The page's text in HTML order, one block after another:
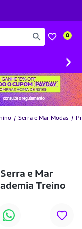
0
›
Serra e Mar Modas
e Mar
Treino